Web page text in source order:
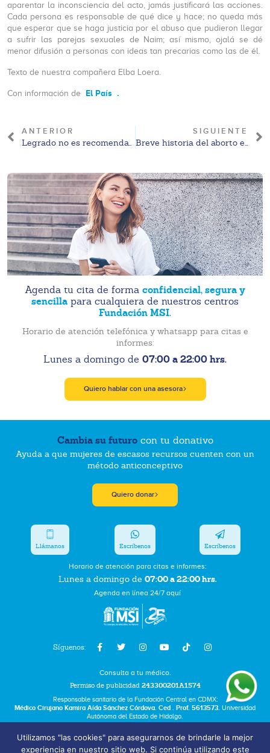
aparentar la inconsciencia del acto, jamás justificará las acciones.
Cada persona es responsable de qué dice y hace; no queda más
que esperar que se haga justicia por el abuso que pudieron llegar
a sufrir las parejas sexuales de Naim; así mismo, ojalá se dé
menor difusión a personas con ideas tan precarias como las de él.
Texto de nuestra compañera Elba Loera.
Con información de El País .
ANTERIOR
Legrado no es recomendable para abortar: OMS.
SIGUIENTE
Breve historia del aborto en México
Agenda tu cita de forma confidencial, segura y
sencilla para cualquiera de nuestros centros
Fundación MSI.
Horario de atención telefónica y whatsapp para citas e
informes:
Lunes a domingo de 07:00 a 22:00 hrs.
Quiero hablar con una asesora
Cambia su futurocon tu donativo
Ayuda a que mujeres de escasos recursos cuenten con un
método anticonceptivo
Quiero donar
Síguenos:
Horario de atención para citas e informes:
Lunes a domingo de 07:00 a 22:00 hrs.
Agenda en línea 24/7 aquí
Llámanos Escríbenos Escríbenos
Consulta a tu médico.
Permiso de publicidad 243300201A1574
Responsable sanitario de la Fundación Central en CDMX:
Médico Cirujano Kamira Aída Sánchez Córdova. Ced . Prof. 5613573. Universidad
Autónoma del Estado de Hidalgo.
Bolsa de Trabajo
Utilizamos "las cookies" para asegurarnos de brindarle la mejor
experiencia en nuestro sitio web. Si continúa utilizando este